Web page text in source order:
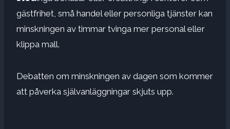
gästfrihet, små handel eller personliga tjänster kan
minskningen av timmar tvinga mer personal eller
klippa mall.
Debatten om minskningen av dagen som kommer
att påverka självanläggningar skjuts upp.